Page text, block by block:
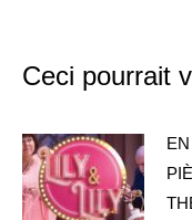
Ceci pourrait